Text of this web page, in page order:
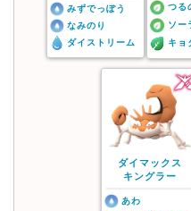
みずでっぽう
なみのり
ダイストリーム
つる
ソー
キョ
ダイマックス
キングラー
あわ